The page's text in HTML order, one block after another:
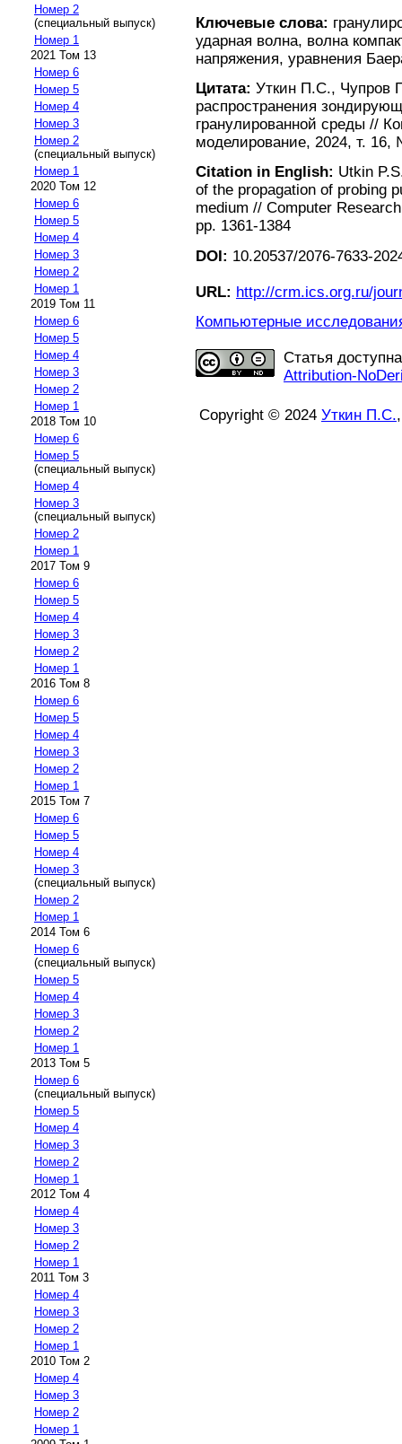
Номер 2
(специальный выпуск)
Номер 1
2021 Том 13
Номер 6
Номер 5
Номер 4
Номер 3
Номер 2
(специальный выпуск)
Номер 1
2020 Том 12
Номер 6
Номер 5
Номер 4
Номер 3
Номер 2
Номер 1
2019 Том 11
Номер 6
Номер 5
Номер 4
Номер 3
Номер 2
Номер 1
2018 Том 10
Номер 6
Номер 5
(специальный выпуск)
Номер 4
Номер 3
(специальный выпуск)
Номер 2
Номер 1
2017 Том 9
Номер 6
Номер 5
Номер 4
Номер 3
Номер 2
Номер 1
2016 Том 8
Номер 6
Номер 5
Номер 4
Номер 3
Номер 2
Номер 1
2015 Том 7
Номер 6
Номер 5
Номер 4
Номер 3
(специальный выпуск)
Номер 2
Номер 1
2014 Том 6
Номер 6
(специальный выпуск)
Номер 5
Номер 4
Номер 3
Номер 2
Номер 1
2013 Том 5
Номер 6
(специальный выпуск)
Номер 5
Номер 4
Номер 3
Номер 2
Номер 1
2012 Том 4
Номер 4
Номер 3
Номер 2
Номер 1
2011 Том 3
Номер 4
Номер 3
Номер 2
Номер 1
2010 Том 2
Номер 4
Номер 3
Номер 2
Номер 1
Ключевые слова:
ударная волна, волна
напряжения, уравнения
Цитата: Уткин П.С., Чупров
распространения
гранулированной среды //
моделирование, 2024, т. 16,
Citation in English: Utkin
of the propagation of probing
medium // Computer
pp. 1361-1384
DOI: 10.20537/2076-7633-
URL: http://crm.ics.org.ru/
Компьютерные
Статья
Attribution-
Copyright © 2024 Уткин П.С.